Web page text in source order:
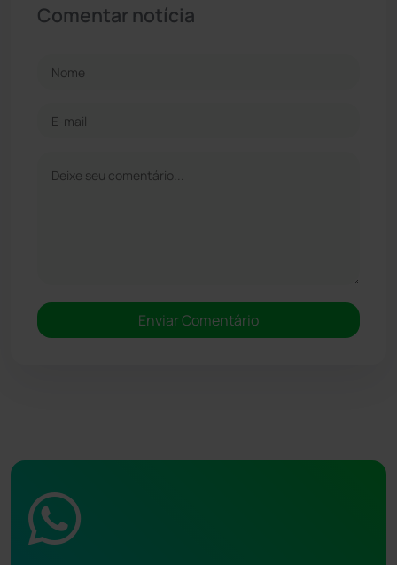
Comentar notícia